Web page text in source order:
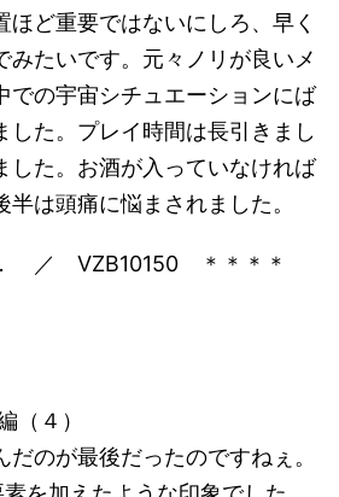
ほど重要ではないにしろ、早く
みたいです。元々ノリが良いメ
での宇宙シチュエーションにば
した。プレイ時間は長引きまし
した。お酒が入っていなければ
半は頭痛に悩まされました。
／ VZB10150 ＊＊＊＊
（４）
のが最後だったのですねぇ。